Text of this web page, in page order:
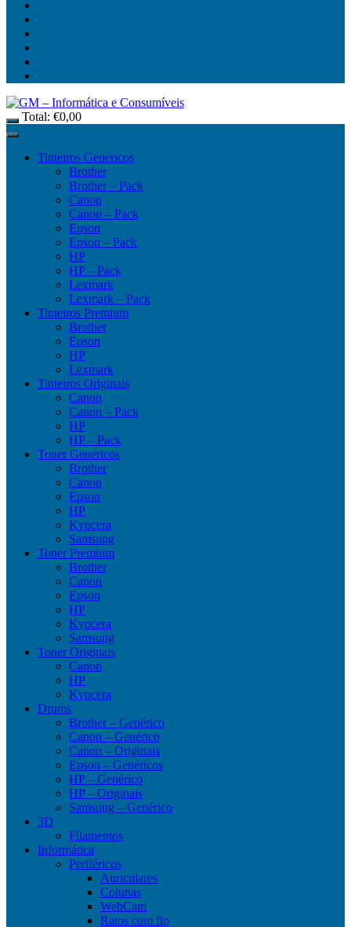
Total: €0,00
Tinteiros Genéricos
Brother
Brother – Pack
Canon
Canon – Pack
Epson
Epson – Pack
HP
HP – Pack
Lexmark
Lexmark – Pack
Tinteiros Premium
Brother
Epson
HP
Lexmark
Tinteiros Originais
Canon
Canon – Pack
HP
HP – Pack
Toner Genéricos
Brother
Canon
Epson
HP
Kyocera
Samsung
Toner Premium
Brother
Canon
Epson
HP
Kyocera
Samsung
Toner Originais
Canon
HP
Kyocera
Drums
Brother – Genérico
Canon – Genérico
Canon – Originais
Epson – Genéricos
HP – Genérico
HP – Originais
Samsung – Genérico
3D
Filamentos
Informática
Periféricos
Auriculares
Colunas
WebCam
Ratos com fio